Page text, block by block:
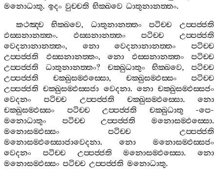
මනොධාතු. ඉදං වුච‍්චති භික‍්ඛවෙ ධාතුනානත‍්තං.
කථඤ‍්ච
භික‍්ඛවෙ, ධාතුනානත‍්තං පටිච‍්ච
උප‍්පජ‍්ජති
ඵස‍්සනානත‍්තං. ඵස‍්සනානත‍්තං පටිච‍්ච
උප‍්පජ‍්ජති
වෙදනානානත‍්තං, නො වෙදනානානත‍්තං
පටිච‍්ච
උප‍්පජ‍්ජති
ඵස‍්සනානත‍්තං, නො ඵස‍්සනානත‍්තං
පටිච‍්ච
උප‍්පජ‍්ජති
ධාතුනානත‍්තං? චක‍්ඛුධාතුං භික‍්ඛවෙ, පටිච‍්ච
උප‍්පජ‍්ජති
චක‍්ඛුසම‍්ඵස‍්සො, චක‍්ඛුසම‍්ඵස‍්සං
පටිච‍්ච
උප‍්පජ‍්ජති චක‍්ඛුසම‍්ඵස‍්සජා වෙදනා. නො චක‍්ඛුසම‍්ඵස‍්සජං
වෙදනං
පටිච‍්ච උප‍්පජ‍්ජති චක‍්ඛුසම‍්ඵස‍්සො. නො
චක‍්ඛුසම‍්ඵස‍්සං
පටිච‍්ච උප‍්පජ‍්ජති චක‍්ඛුධාතු -පෙ-
මනොධාතුං
පටිච‍්ච උප‍්පජ‍්ජති මනොසම‍්ඵස‍්සො.
මනොසම‍්ඵස‍්සං
පටිච‍්ච
උප‍්පජ‍්ජති
මනොසම‍්ඵස‍්සොජාවෙදනා. නො
මනොසම‍්ඵස‍්සජං
වෙදනං
පටිච‍්ච උප‍්පජ‍්ජති මනොසම‍්ඵස‍්සො. නො
මනොසම‍්ඵස‍්සං පටිච‍්ච උප‍්පජ‍්ජති මනොධාතු.